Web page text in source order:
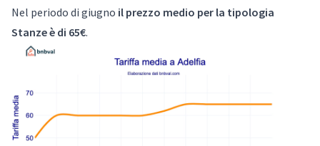
Nel periodo di giugno il prezzo medio per la tipologia
Stanze è di 65€.